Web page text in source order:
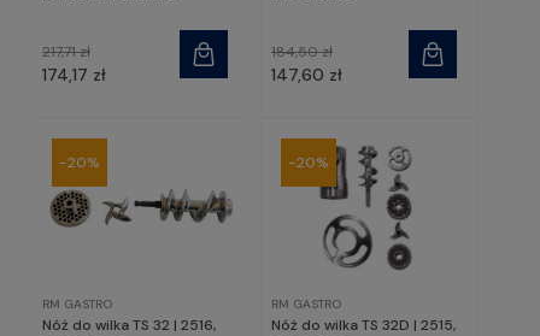
174,17 zł
217,71 zł
147,60 zł
184,50 zł
RM GASTRO
Nóż do wilka TS 32 | 2516,
-20%
RM GASTRO
Nóż do wilka TS 32D | 2515,
-20%